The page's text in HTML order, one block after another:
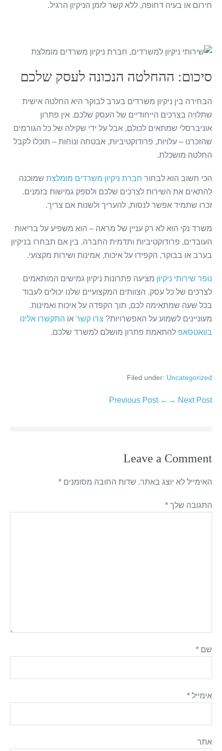
חירום או בעיה דחופה, ללא קשר לזמן הניקיון הרגיל.
סיכום: ההחלטה הנכונה לעסק שלכם
הבחירה בין ניקיון משרדים בערב לבוקר היא החלטה אישית
שתלויה בצרכים הייחודיים של העסק שלכם. אין פתרון
אוניברסלי שמתאים לכולם, אבל על ידי שקילה של כל הגורמים
שהזכרנו – עלויות, פרודוקטיביות, אבטחה ונוחות – תוכלו לקבל
החלטה מושכלת.
הכי חשוב הוא לבחורחברת ניקיון משרדים מומלצתשמוכנה
להתאים את השירות לצרכים שלכם ולספק גמישות בזמנים.
זכרו שתמיד אפשר לנסות, להעריך ולשנות אם צריך.
משרד נקי הוא לא רק עניין של מראה – הוא משפיע על בריאות
העובדים, פרודוקטיביות ותדמית החברה. בין אם תבחרו בניקיון
בערב או בבוקר, הקפידו על איכות, אמינות ושירות מקצועי.
נופר שירותי ניקיוןמציעה פתרונות ניקיון גמישים המותאמים
לצרכים של כל עסק. הצוותים המקצועיים שלנו יכולים לעבוד
בכל שעה שמתאימה לכם, תוך הקפדה על איכות ואמינות.
מעוניינים לשמוע על האפשרויות? צרו קשראו התקשרו אלינו
בוואטסאפלהתאמת פתרון מושלם למשרד שלכם.
Filed under: Uncategorized
← Previous Post Next Post →
Leave a Comment
האימייל לא יוצג באתר. שדות החובה מסומנים *
התגובה שלך*
שם *
אימייל*
אתר